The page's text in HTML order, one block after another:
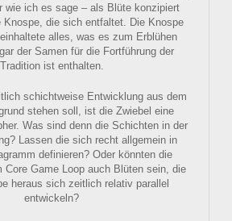
wie ich es sage – als Blüte konzipiert
Knospe, die sich entfaltet. Die Knospe
alles, was es zum Erblühen
der Samen für die Fortführung der
Tradition ist enthalten.
schichtweise Entwicklung aus dem
stehen soll, ist die Zwiebel eine
Was sind denn die Schichten in der
Lassen die sich recht allgemein in
definieren? Oder könnten die
Core Game Loop auch Blüten sein, die
heraus sich zeitlich relativ parallel
entwickeln?